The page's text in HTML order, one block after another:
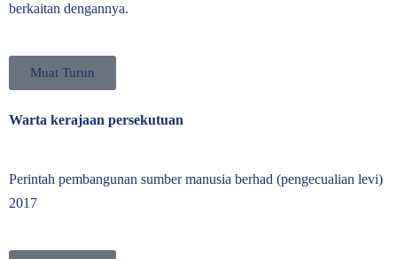
berkaitan dengannya.
Muat Turun
Warta kerajaan persekutuan
Perintah pembangunan sumber manusia berhad (pengecualian levi)
2017